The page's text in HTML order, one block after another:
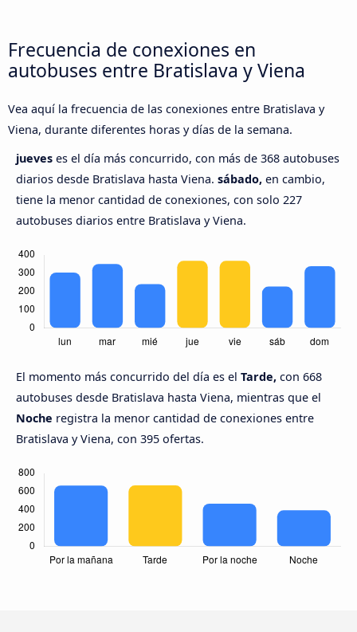
Frecuencia de conexiones en
autobuses entre Bratislava y Viena
Vea aquí la frecuencia de las conexiones entre Bratislava y
Viena, durante diferentes horas y días de la semana.
jueves es el día más concurrido, con más de 368 autobuses
diarios desde Bratislava hasta Viena. sábado, en cambio,
tiene la menor cantidad de conexiones, con solo 227
autobuses diarios entre Bratislava y Viena.
El momento más concurrido del día es el Tarde, con 668
autobuses desde Bratislava hasta Viena, mientras que el
Noche registra la menor cantidad de conexiones entre
Bratislava y Viena, con 395 ofertas.